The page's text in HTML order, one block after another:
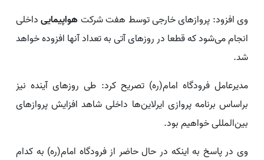
وی افزود:‌ پروازهای خارجی توسط هفت شرکتهواپیماییداخلی
انجام می‌شود که قطعا در روزهای آتی به تعداد آنها افزوده خواهد
شد.
مدیرعامل فرودگاه امام(ره) تصریح کرد: طی روزهای آینده نیز
براساس برنامه پروازی ایرلاین‌ها داخلی شاهد افزایش پروازهای
بین‌المللی خواهیم بود.
وی در پاسخ به اینکه در حال حاضر از فرودگاه امام(ره) به کدام